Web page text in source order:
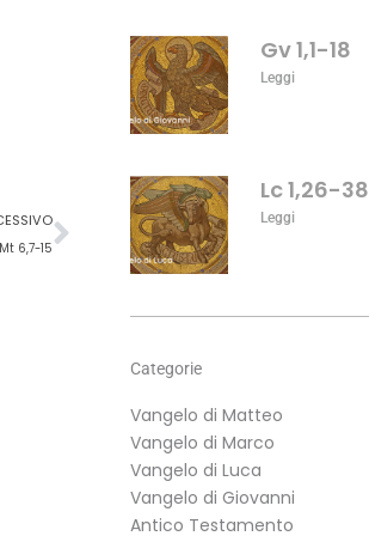
Mt 6,7-15
Successivo
Gv 1,1-18
Leggi
Lc 1,26-38
Leggi
Categorie
Vangelo di Matteo
Vangelo di Marco
Vangelo di Luca
Vangelo di Giovanni
Antico Testamento